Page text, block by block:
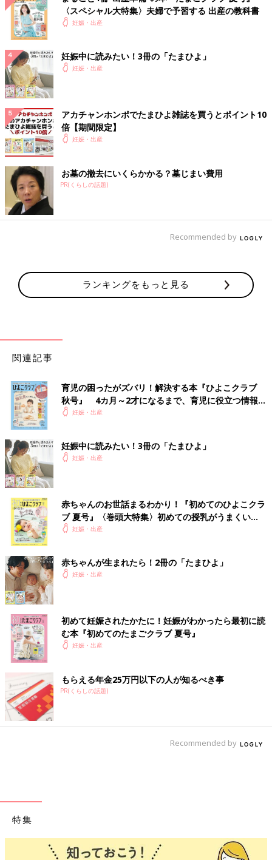
〈スペシャル大特集〉夫婦で予習する 出産の教科書
妊娠・出産
妊娠中に読みたい！3冊の「たまひよ」
妊娠・出産
アカチャンホンポでたまひよ雑誌を買うとポイント10
倍【期間限定】
妊娠・出産
お墓の撤去にいくらかかる？墓じまい費用
PR(くらしの話題)
Recommended by
ランキングをもっと見る
関連記事
育児の困ったがズバリ！解決する本『ひよこクラブ
秋号』 4カ月～2才になるまで、育児に役立つ情報が
いっぱい！
妊娠・出産
妊娠中に読みたい！3冊の「たまひよ」
妊娠・出産
赤ちゃんのお世話まるわかり！『初めてのひよこクラ
ブ 夏号』〈巻頭大特集〉初めての授乳がうまくい
く！ おっぱい・ミルクの基本と夏のトラブル 解決テ
妊娠・出産
赤ちゃんが生まれたら！2冊の「たまひよ」
妊娠・出産
初めて妊娠されたかたに！妊娠がわかったら最初に読
む本『初めてのたまごクラブ 夏号』
妊娠・出産
もらえる年金25万円以下の人が知るべき事
PR(くらしの話題)
Recommended by
特集